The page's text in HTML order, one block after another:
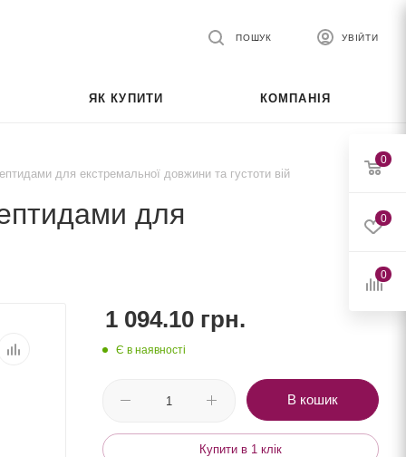
УВІЙТИ
ПОШУК
ЯК КУПИТИ КОМПАНІЯ
для екстремальної довжини та густоти вій
для
1 094.10 грн.
Є в наявності
В кошик
Купити в 1 клік
0
0
0